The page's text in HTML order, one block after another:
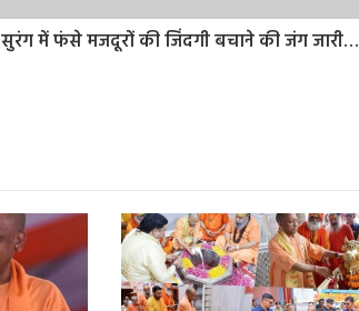
सुरंग में फंसे मजदूरों की जिंदगी बचाने की जंग जारी…